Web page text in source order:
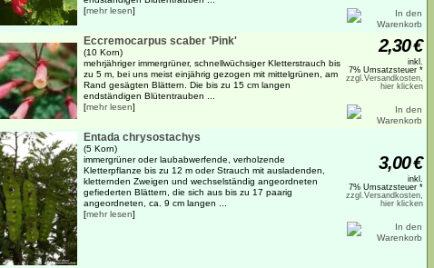
[mehr lesen]
Eccremocarpus scaber 'Pink'
(10 Korn)
mehrjähriger immergrüner, schnellwüchsiger Kletterstrauch bis
zu 5 m, bei uns meist einjährig gezogen mit mittelgrünen, am
Rand gesägten Blättern. Die bis zu 15 cm langen
endständigen Blütentrauben ...
[mehr lesen]
2,30€
inkl.
7% Umsatzsteuer *
zzgl.Versandkosten,
hier klicken
Entada chrysostachys
(5 Korn)
immergrüner oder laubabwerfende, verholzende
Kletterpflanze bis zu 12 m oder Strauch mit ausladenden,
kletternden Zweigen und wechselständig angeordneten
gefiederten Blättern, die sich aus bis zu 17 paarig
angeordneten, ca. 9 cm langen ...
[mehr lesen]
3,00€
inkl.
7% Umsatzsteuer *
zzgl.Versandkosten,
hier klicken